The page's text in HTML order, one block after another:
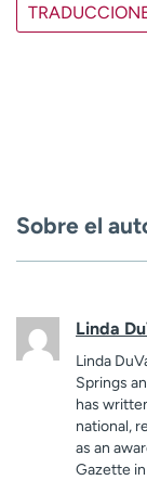
Sobre el
Linda
Linda
Springs
has
national,
as an
Gazette